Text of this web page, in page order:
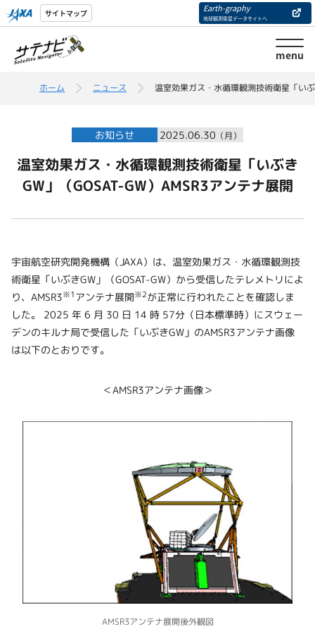
サイトマップ Earth-graphy
地球観測衛星データサイトへ
menu
ホーム ニュース 温室効果ガス・水循環観測技術衛星「い
お知らせ 2025.06.30 （月）
温室効果ガス・水循環観測技術衛星「いぶき
GW」（GOSAT-GW）AMSR3アンテナ展開
宇宙航空研究開発機構（JAXA）は、温室効果ガス・水循環観測技
術衛星「いぶきGW」（GOSAT-GW）から受信したテレメトリによ
り、AMSR3※1 アンテナ展開※2が正常に行われたことを確認しま
した。 2025 年 6 月 30 日 14 時 57分（日本標準時）にスウェー
デンのキルナ局で受信した「いぶきGW」のAMSR3アンテナ画像
は以下のとおりです。
＜AMSR3アンテナ画像＞
AMSR3アンテナ展開後外観図